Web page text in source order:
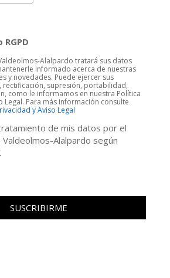
Alalpardo tratará sus datos
informado acerca de nuestras
y novedades. Puede ejercer sus
rectificación, supresión, portabilidad,
como le informamos en nuestra Política
Legal. Para más información consulte
y Aviso Legal
de mis datos por el
Alalpardo según